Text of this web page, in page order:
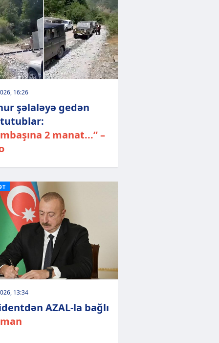
16:26
şəlaləyə gedən
2 manat...” –
13:34
AZAL-la bağlı